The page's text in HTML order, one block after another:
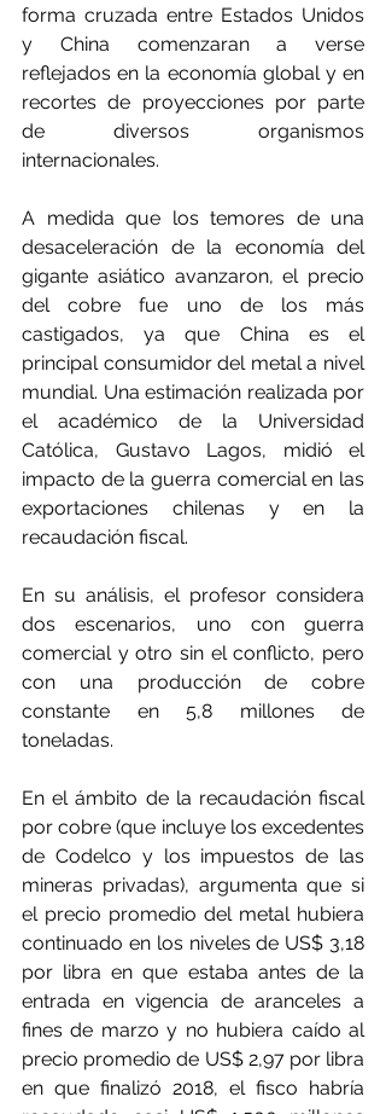
forma cruzada entre Estados Unidos
y China comenzaran a verse
reflejados en la economía global y en
recortes de proyecciones por parte
de diversos organismos
internacionales.
A medida que los temores de una
desaceleración de la economía del
gigante asiático avanzaron, el precio
del cobre fue uno de los más
castigados, ya que China es el
principal consumidor del metal a nivel
mundial. Una estimación realizada por
el académico de la Universidad
Católica, Gustavo Lagos, midió el
impacto de la guerra comercial en las
exportaciones chilenas y en la
recaudación fiscal.
En su análisis, el profesor considera
dos escenarios, uno con guerra
comercial y otro sin el conflicto, pero
con una producción de cobre
constante en 5,8 millones de
toneladas.
En el ámbito de la recaudación fiscal
por cobre (que incluye los excedentes
de Codelco y los impuestos de las
mineras privadas), argumenta que si
el precio promedio del metal hubiera
continuado en los niveles de US$ 3,18
por libra en que estaba antes de la
entrada en vigencia de aranceles a
fines de marzo y no hubiera caído al
precio promedio de US$ 2,97 por libra
en que finalizó 2018, el fisco habría